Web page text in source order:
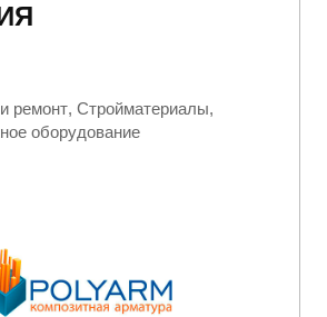
ремонт Стройматериалы
оборудование